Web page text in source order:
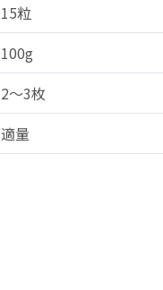
15粒
100g
2～3枚
適量